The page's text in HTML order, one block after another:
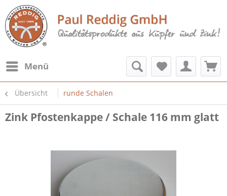
Menü
Übersicht runde Schalen
Zink Pfostenkappe / Schale 116 mm glatt